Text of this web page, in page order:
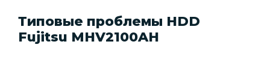
Типовые проблемы HDD
Fujitsu MHV2100AH